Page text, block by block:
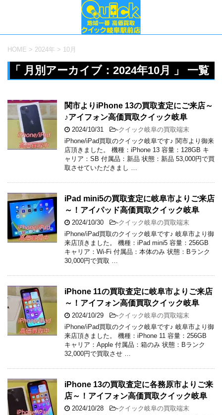
HOME > 2024年 > 10月
「 月別アーカイブ：2024年10月 」 一覧
関市よりiPhone 13の買取査定にご来店～
♪アイフォン高価買取クイック岐阜
2024/10/31 -クイック岐阜の買取端末
iPhone/iPad買取のクイック岐阜です♪ 関市より御来
店頂きました。 機種：iPhone 13 容量：128GB キ
ャリア：SB 付属品：新品 状態：新品 53,000円で買
取させていただきまし …
iPad mini5の買取査定に岐阜市よりご来店
～！アイパッド高価買取クイック岐阜
2024/10/30 -クイック岐阜の買取端末
iPhone/iPad買取のクイック岐阜です♪ 岐阜市より御
来店頂きました。 機種：iPad mini5 容量：256GB
キャリア：Wi-Fi 付属品：本体のみ 状態：Bランク
30,000円で買取 …
iPhone 11の買取査定に岐阜市よりご来店
～！アイフォン高価買取クイック岐阜
2024/10/29 -クイック岐阜の買取端末
iPhone/iPad買取のクイック岐阜です♪ 岐阜市より御
来店頂きました。 機種：iPhone 11 容量：256GB
キャリア：Apple 付属品：箱のみ 状態：Bランク
32,000円で買取させ …
iPhone 13の買取査定に各務原市よりご来
店～！アイフォン高価買取クイック岐阜
2024/10/28 -クイック岐阜の買取端末